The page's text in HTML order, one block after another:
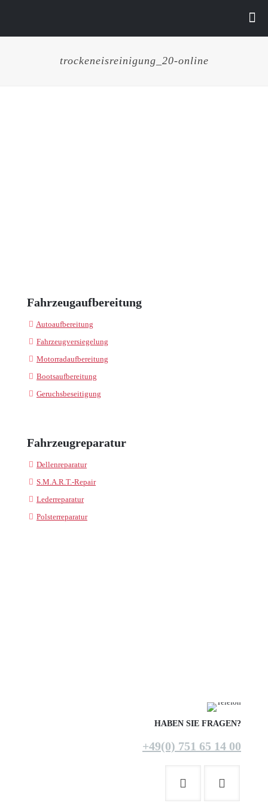
trockeneisreinigung_20-online
Fahrzeugaufbereitung
Autoaufbereitung
Fahrzeugversiegelung
Motorradaufbereitung
Bootsaufbereitung
Geruchsbeseitigung
Fahrzeugreparatur
Dellenreparatur
S.M.A.R.T.-Repair
Lederreparatur
Polsterreparatur
HABEN SIE FRAGEN?
+49(0) 751 65 14 00